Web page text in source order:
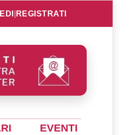
REGISTRATI
EVENTI